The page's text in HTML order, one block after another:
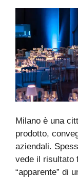
Milano è una
prodotto,
aziendali.
vede il risultato
“apparente” di